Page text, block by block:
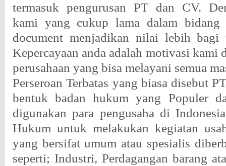
termasuk pengurusan PT dan CV.
kami yang cukup lama dalam bidang
document menjadikan nilai lebih bagi
Kepercayaan anda adalah motivasi kami
perusahaan yang bisa melayani semua
Perseroan Terbatas yang biasa disebut
bentuk badan hukum yang Populer
digunakan para pengusaha di
Hukum untuk melakukan kegiatan
yang bersifat umum atau spesialis
seperti; Industri, Perdagangan barang